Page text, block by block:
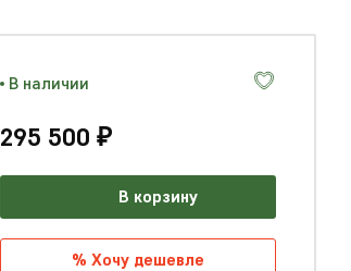
В наличии
295 500 ₽
В корзину
% Хочу дешевле